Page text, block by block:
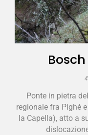
Ponte in pietra
regionale fra Pighé
la Capella), atto a